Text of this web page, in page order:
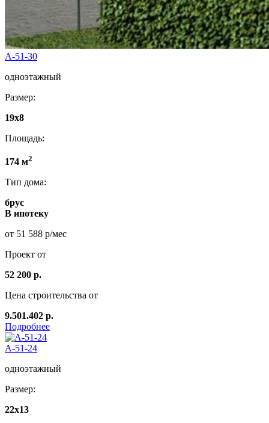
А-51-30
одноэтажный
Размер:
19х8
Площадь:
174 м2
Тип дома:
брус
В ипотеку
от 51 588 р/мес
Проект от
52 200 р.
Цена строительства от
9.501.402 р.
Подробнее
А-51-24
одноэтажный
Размер:
22х13